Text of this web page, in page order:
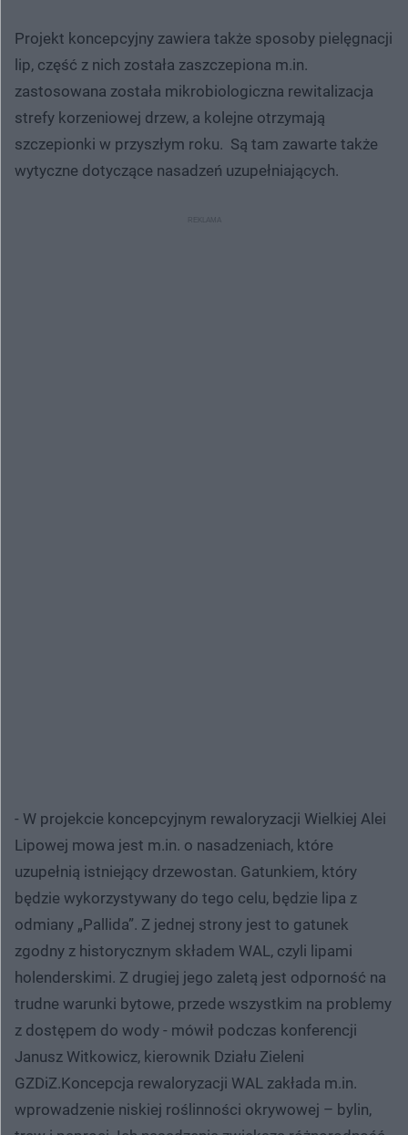
Projekt koncepcyjny zawiera także sposoby pielęgnacji
lip, część z nich została zaszczepiona m.in.
zastosowana została mikrobiologiczna rewitalizacja
strefy korzeniowej drzew, a kolejne otrzymają
szczepionki w przyszłym roku. Są tam zawarte także
wytyczne dotyczące nasadzeń uzupełniających.
- W projekcie koncepcyjnym rewaloryzacji Wielkiej Alei
Lipowej mowa jest m.in. o nasadzeniach, które
uzupełnią istniejący drzewostan. Gatunkiem, który
będzie wykorzystywany do tego celu, będzie lipa z
odmiany „Pallida”. Z jednej strony jest to gatunek
zgodny z historycznym składem WAL, czyli lipami
holenderskimi. Z drugiej jego zaletą jest odporność na
trudne warunki bytowe, przede wszystkim na problemy
z dostępem do wody - mówił podczas konferencji
Janusz Witkowicz, kierownik Działu Zieleni
GZDiZ.Koncepcja rewaloryzacji WAL zakłada m.in.
wprowadzenie niskiej roślinności okrywowej – bylin,